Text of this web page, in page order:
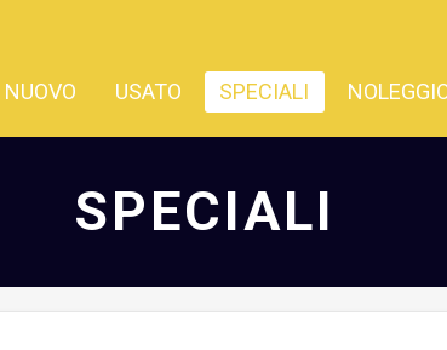
NUOVO USATO SPECIALI
SPECIALI